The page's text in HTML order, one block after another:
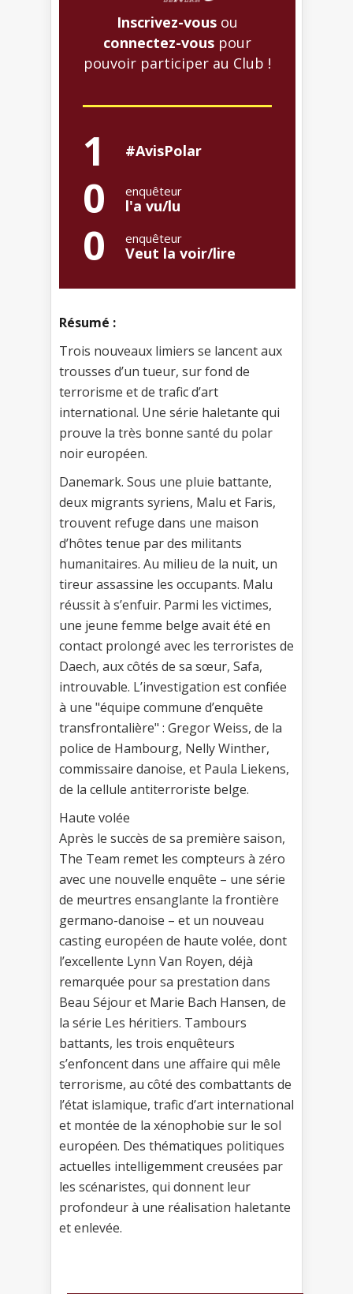
Inscrivez-vous ou
connectez-vous pour
pouvoir participer au Club !
1 #AvisPolar
0 enquêteur
l'a vu/lu
0 enquêteur
Veut la voir/lire
Résumé :
Trois nouveaux limiers se lancent aux
trousses d’un tueur, sur fond de
terrorisme et de trafic d’art
international. Une série haletante qui
prouve la très bonne santé du polar
noir européen.
Danemark. Sous une pluie battante,
deux migrants syriens, Malu et Faris,
trouvent refuge dans une maison
d’hôtes tenue par des militants
humanitaires. Au milieu de la nuit, un
tireur assassine les occupants. Malu
réussit à s’enfuir. Parmi les victimes,
une jeune femme belge avait été en
contact prolongé avec les terroristes de
Daech, aux côtés de sa sœur, Safa,
introuvable. L’investigation est confiée
à une "équipe commune d’enquête
transfrontalière" : Gregor Weiss, de la
police de Hambourg, Nelly Winther,
commissaire danoise, et Paula Liekens,
de la cellule antiterroriste belge.
Haute volée
Après le succès de sa première saison,
The Team remet les compteurs à zéro
avec une nouvelle enquête – une série
de meurtres ensanglante la frontière
germano-danoise – et un nouveau
casting européen de haute volée, dont
l’excellente Lynn Van Royen, déjà
remarquée pour sa prestation dans
Beau Séjour et Marie Bach Hansen, de
la série Les héritiers. Tambours
battants, les trois enquêteurs
s’enfoncent dans une affaire qui mêle
terrorisme, au côté des combattants de
l’état islamique, trafic d’art international
et montée de la xénophobie sur le sol
européen. Des thématiques politiques
actuelles intelligemment creusées par
les scénaristes, qui donnent leur
profondeur à une réalisation haletante
et enlevée.